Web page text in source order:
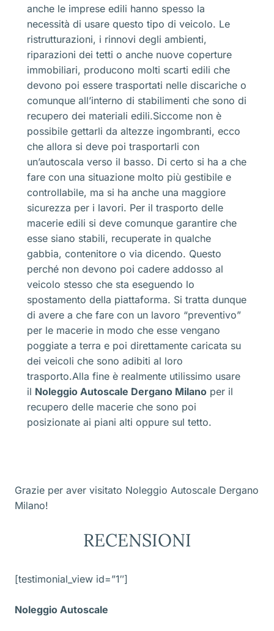
anche le imprese edili hanno spesso la
necessità di usare questo tipo di veicolo. Le
ristrutturazioni, i rinnovi degli ambienti,
riparazioni dei tetti o anche nuove coperture
immobiliari, producono molti scarti edili che
devono poi essere trasportati nelle discariche o
comunque all’interno di stabilimenti che sono di
recupero dei materiali edili.Siccome non è
possibile gettarli da altezze ingombranti, ecco
che allora si deve poi trasportarli con
un’autoscala verso il basso. Di certo si ha a che
fare con una situazione molto più gestibile e
controllabile, ma si ha anche una maggiore
sicurezza per i lavori. Per il trasporto delle
macerie edili si deve comunque garantire che
esse siano stabili, recuperate in qualche
gabbia, contenitore o via dicendo. Questo
perché non devono poi cadere addosso al
veicolo stesso che sta eseguendo lo
spostamento della piattaforma. Si tratta dunque
di avere a che fare con un lavoro “preventivo”
per le macerie in modo che esse vengano
poggiate a terra e poi direttamente caricata su
dei veicoli che sono adibiti al loro
trasporto.Alla fine è realmente utilissimo usare
il Noleggio Autoscale Dergano Milano per il
recupero delle macerie che sono poi
posizionate ai piani alti oppure sul tetto.
Grazie per aver visitato Noleggio Autoscale Dergano
Milano!
RECENSIONI
[testimonial_view id=”1″]
Noleggio Autoscale